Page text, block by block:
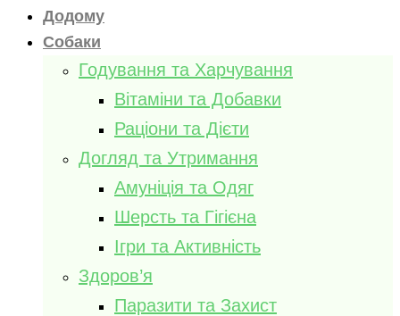
Додому
Собаки
Годування та Харчування
Вітаміни та Добавки
Раціони та Дієти
Догляд та Утримання
Амуніція та Одяг
Шерсть та Гігієна
Ігри та Активність
Здоров’я
Паразити та Захист